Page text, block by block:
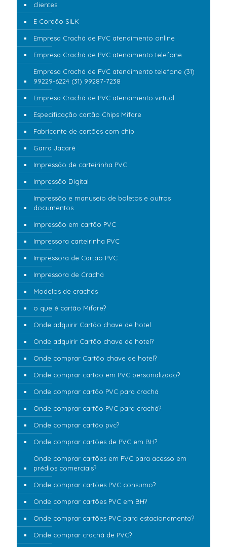
clientes
E Cordão SILK
Empresa Crachá de PVC atendimento online
Empresa Crachá de PVC atendimento telefone
Empresa Crachá de PVC atendimento telefone (31)
99229-6224 (31) 99287-7238
Empresa Crachá de PVC atendimento virtual
Especificação cartão Chips Mifare
Fabricante de cartões com chip
Garra Jacaré
Impressão de carteirinha PVC
Impressão Digital
Impressão e manuseio de boletos e outros
documentos
Impressão em cartão PVC
Impressora carteirinha PVC
Impressora de Cartão PVC
Impressora de Crachá
Modelos de crachás
o que é cartão Mifare?
Onde adquirir Cartão chave de hotel
Onde adquirir Cartão chave de hotel?
Onde comprar Cartão chave de hotel?
Onde comprar cartão em PVC personalizado?
Onde comprar cartão PVC para crachá
Onde comprar cartão PVC para crachá?
Onde comprar cartão pvc?
Onde comprar cartões de PVC em BH?
Onde comprar cartões em PVC para acesso em
prédios comerciais?
Onde comprar cartões PVC consumo?
Onde comprar cartões PVC em BH?
Onde comprar cartões PVC para estacionamento?
Onde comprar crachá de PVC?